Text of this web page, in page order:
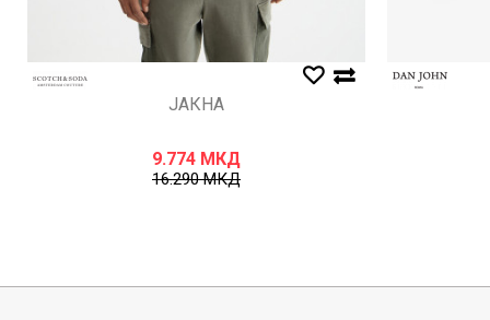
ЈАКНА
9.774 МКД
16.290МКД